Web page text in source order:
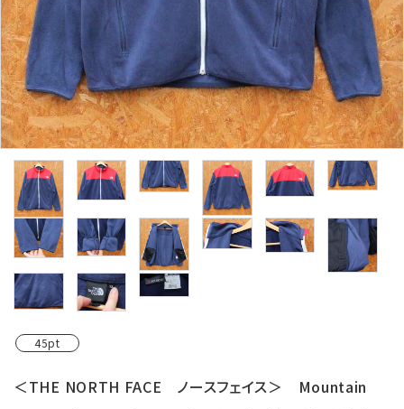
店舗情報
POLICY
INFORMATION
ACCOUNT MENU
ようこそ ゲスト 様
meeting_room ログイン person 新規会員登録
45pt
＜THE NORTH FACE ノースフェイス＞ Mountain